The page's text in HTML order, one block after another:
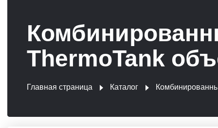
ThermoTank
Главная страница Каталог